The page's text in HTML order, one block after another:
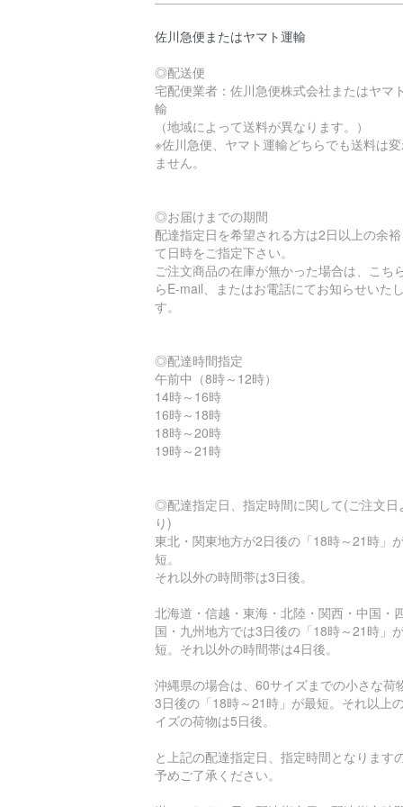
佐川急便またはヤマト運輸
◎配送便
宅配便業者：佐川急便株式会社またはヤマ
輸
（地域によって送料が異なります。）
※佐川急便、ヤマト運輸どちらでも送料は
ません。
◎お届けまでの期間
配達指定日を希望される方は2日以上の余
て日時をご指定下さい。
ご注文商品の在庫が無かった場合は、こち
らE-mail、またはお電話にてお知らせいた
す。
◎配達時間指定
午前中（8時～12時）
14時～16時
16時～18時
18時～20時
19時～21時
◎配達指定日、指定時間に関して(ご注文日
り)
東北・関東地方が2日後の「18時～21時」
短。
それ以外の時間帯は3日後。
北海道・信越・東海・北陸・関西・中国・
国・九州地方では3日後の「18時～21時」
短。それ以外の時間帯は4日後。
沖縄県の場合は、60サイズまでの小さな荷
3日後の「18時～21時」が最短。それ以上
イズの荷物は5日後。
と上記の配達指定日、指定時間となります
予めご了承ください。